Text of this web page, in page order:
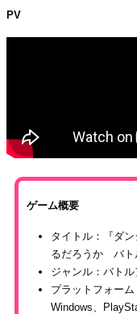
PV
ゲーム概要
タイトル：『ダ
るだろうか バト
ジャンル：バト
プラットフォーム
Windows、